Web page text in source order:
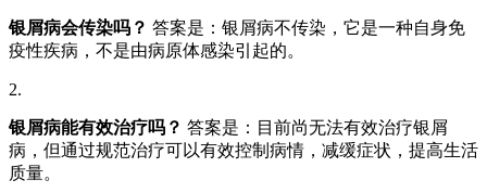
银屑病会传染吗？ 答案是：银屑病不传染，它是一种自身免
疫性疾病，不是由病原体感染引起的。
2.
银屑病能有效治疗吗？ 答案是：目前尚无法有效治疗银屑
病，但通过规范治疗可以有效控制病情，减缓症状，提高生活
质量。